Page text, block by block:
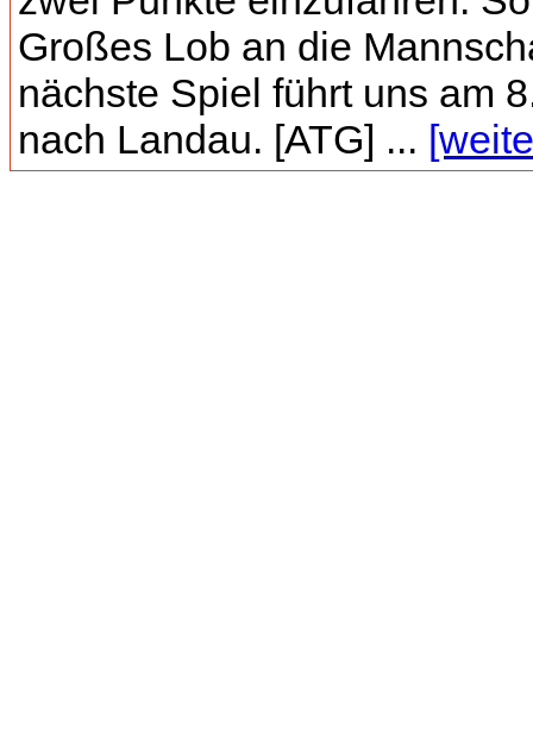
Großes Lob an die
nächste Spiel führt uns am
nach Landau. [ATG] ...